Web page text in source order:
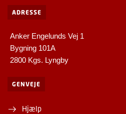
ADRESSE
Anker Engelunds Vej 1
Bygning 101A
2800 Kgs. Lyngby
GENVEJE
Hjælp